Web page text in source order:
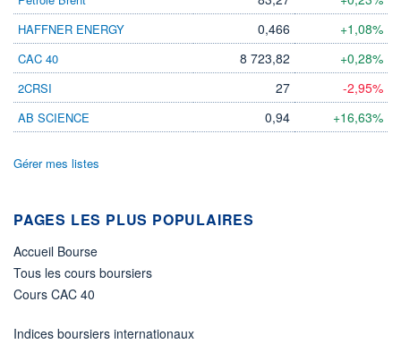
0,00 SEK
PROCHAIN
DIVIDENDE
-
ÉLIGIBILITÉ
Non éligible
Boursobank
HAFFNER ENERGY 0,466 +1,08%
CAC 40 8 723,82 +0,28%
2CRSI 27 -2,95%
AB SCIENCE 0,94 +16,63%
Gérer mes listes
PAGES LES PLUS POPULAIRES
Accueil Bourse
Tous les cours boursiers
Cours CAC 40
Indices boursiers internationaux